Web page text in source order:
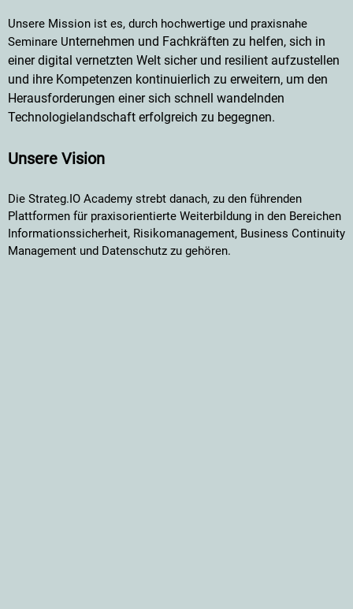
Unsere Mission ist es, durch hochwertige und praxisnahe
Seminare Unternehmen und Fachkräften zu helfen, sich in
einer digital vernetzten Welt sicher und resilient aufzustellen
und ihre Kompetenzen kontinuierlich zu erweitern, um den
Herausforderungen einer sich schnell wandelnden
Technologielandschaft erfolgreich zu begegnen.
Unsere Vision
Die Strateg.IO Academy strebt danach, zu den führenden
Plattformen für praxisorientierte Weiterbildung in den Bereichen
Informationssicherheit, Risikomanagement, Business Continuity
Management und Datenschutz zu gehören.